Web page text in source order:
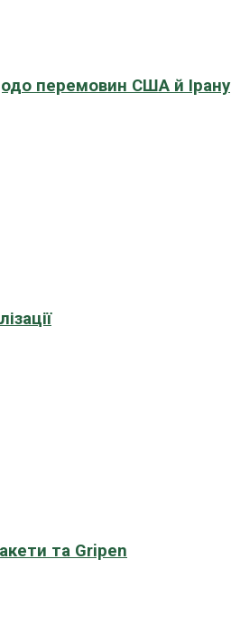
перемовин США й Ірану
та Gripen